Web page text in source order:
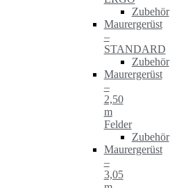
Zubehör
Maurergerüst
–
STANDARD
Zubehör
Maurergerüst
–
2,50
m
Felder
Zubehör
Maurergerüst
–
3,05